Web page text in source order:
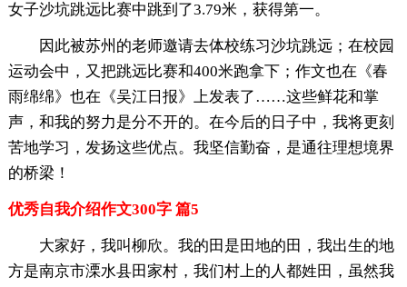
女子沙坑跳远比赛中跳到了3.79米，获得第一。
因此被苏州的老师邀请去体校练习沙坑跳远；在校园
运动会中，又把跳远比赛和400米跑拿下；作文也在《春
雨绵绵》也在《吴江日报》上发表了……这些鲜花和掌
声，和我的努力是分不开的。在今后的日子中，我将更刻
苦地学习，发扬这些优点。我坚信勤奋，是通往理想境界
的桥梁！
优秀自我介绍作文300字 篇5
大家好，我叫柳欣。我的田是田地的田，我出生的地
方是南京市溧水县田家村，我们村上的人都姓田，虽然我